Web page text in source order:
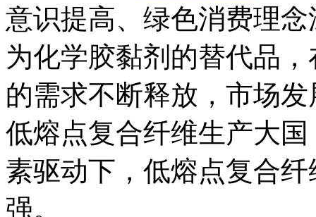
意识提高、绿色消费理
为化学胶黏剂的替代品
的需求不断释放，市场
低熔点复合纤维生产大
素驱动下，低熔点复合
强。